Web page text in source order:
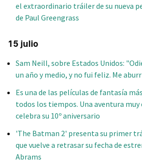
el extraordinario tráiler de su nueva
de Paul Greengrass
15 julio
Sam Neill, sobre Estados Unidos:
un año y medio, y no fui feliz. Me
Es una de las películas de fantasía
todos los tiempos. Una aventura
celebra su 10º aniversario
'The Batman 2' presenta su primer
que vuelve a retrasar su fecha de
Abrams